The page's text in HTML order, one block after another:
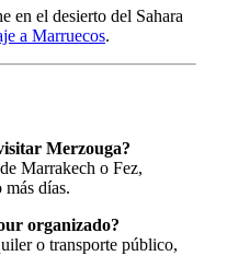
en el desierto del Sahara
a Marruecos.
Merzouga?
Marrakech o Fez,
más días.
organizado?
o transporte público,